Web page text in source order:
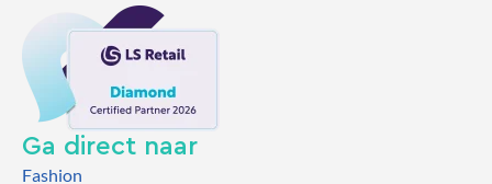
Ga direct naar
Fashion